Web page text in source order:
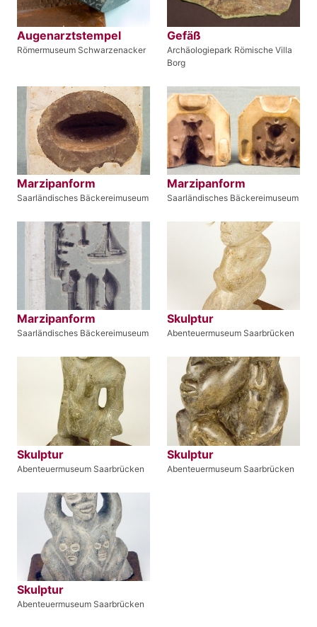
Augenarztstempel
Römermuseum Schwarzenacker
Gefäß
Archäologiepark Römische Villa
Borg
Marzipanform
Saarländisches Bäckereimuseum
Marzipanform
Saarländisches Bäckereimuseum
Marzipanform
Saarländisches Bäckereimuseum
Skulptur
Abenteuermuseum Saarbrücken
Skulptur
Abenteuermuseum Saarbrücken
Skulptur
Abenteuermuseum Saarbrücken
Skulptur
Abenteuermuseum Saarbrücken